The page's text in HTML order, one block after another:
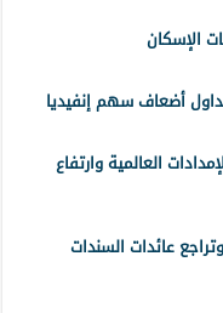
الإسكان
أضعاف سهم إنفيديا
4% مع عودة الإمدادات العالمية وارتفاع
عائدات السندات